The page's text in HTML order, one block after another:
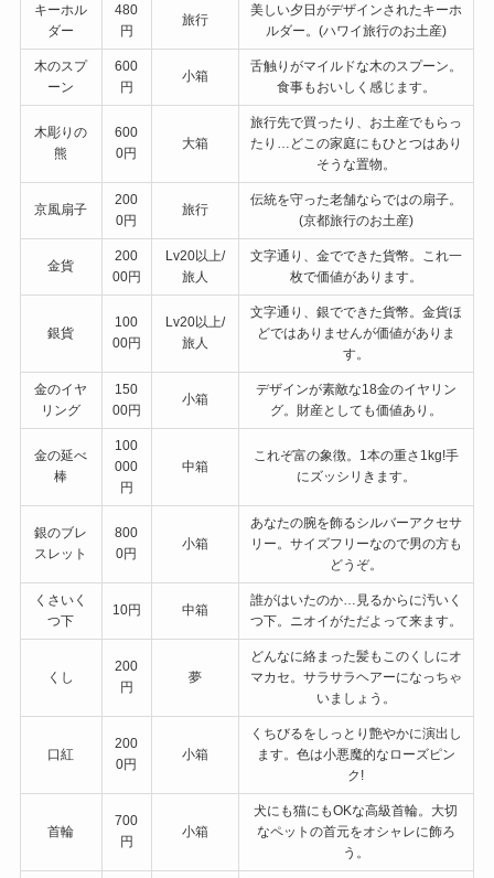
キーホル
ダー
480
円
旅行
美しい夕日がデザインされたキーホ
ルダー。(ハワイ旅行のお土産)
木のスプ
ーン
600
円
小箱
舌触りがマイルドな木のスプーン。
食事もおいしく感じます。
木彫りの
熊
600
0円
大箱
旅行先で買ったり、お土産でもらっ
たり…どこの家庭にもひとつはあり
そうな置物。
京風扇子
200
0円
旅行
伝統を守った老舗ならではの扇子。
(京都旅行のお土産)
金貨
200
00円
Lv20以上/
旅人
文字通り、金でできた貨幣。これ一
枚で価値があります。
銀貨
100
00円
Lv20以上/
旅人
文字通り、銀でできた貨幣。金貨ほ
どではありませんが価値がありま
す。
金のイヤ
リング
150
00円
小箱
デザインが素敵な18金のイヤリン
グ。財産としても価値あり。
金の延べ
棒
100
000
円
中箱
これぞ富の象徴。1本の重さ1kg!手
にズッシリきます。
銀のブレ
スレット
800
0円
小箱
あなたの腕を飾るシルバーアクセサ
リー。サイズフリーなので男の方も
どうぞ。
くさいく
つ下
10円 中箱
誰がはいたのか…見るからに汚いく
つ下。ニオイがただよって来ます。
くし
200
円
夢
どんなに絡まった髪もこのくしにオ
マカセ。サラサラヘアーになっちゃ
いましょう。
口紅
200
0円
小箱
くちびるをしっとり艶やかに演出し
ます。色は小悪魔的なローズピン
ク!
首輪
700
円
小箱
犬にも猫にもOKな高級首輪。大切
なペットの首元をオシャレに飾ろ
う。